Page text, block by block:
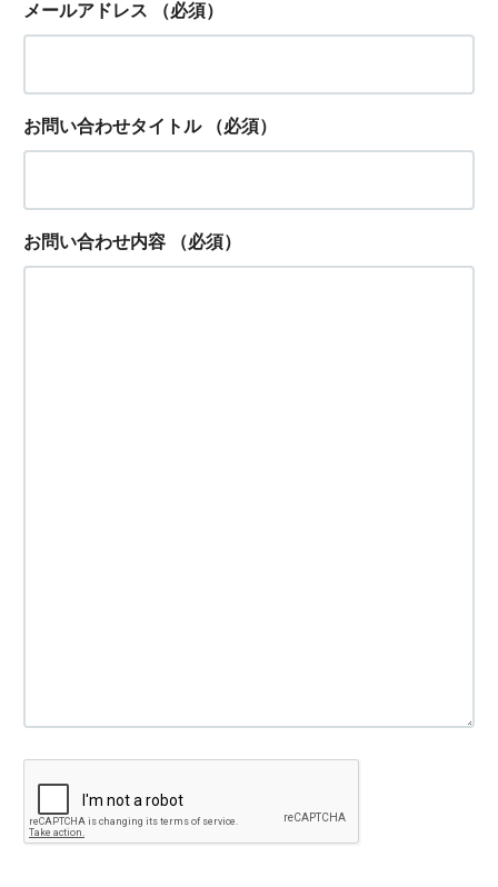
メールアドレス （必須）
お問い合わせタイトル （必須）
お問い合わせ内容 （必須）